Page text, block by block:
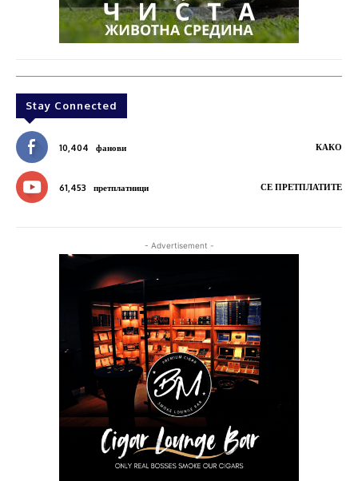
Stay Connected
10,404 фанови КАКО
61,453 претплатници СЕ ПРЕТПЛАТИТЕ
- Advertisement -